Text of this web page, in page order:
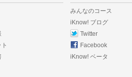
みんなのコース
iKnow! ブログ
Twitter
Facebook
iKnow! ベータ